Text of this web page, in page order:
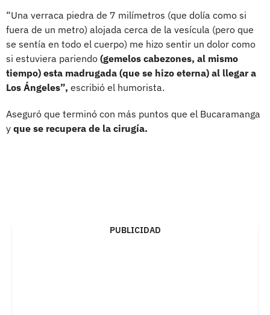
“Una verraca piedra de 7 milímetros (que dolía como si
fuera de un metro) alojada cerca de la vesícula (pero que
se sentía en todo el cuerpo) me hizo sentir un dolor como
si estuviera pariendo (gemelos cabezones, al mismo
tiempo) esta madrugada (que se hizo eterna) al llegar a
Los Ángeles”, escribió el humorista.
Aseguró que terminó con más puntos que el Bucaramanga
y que se recupera de la cirugía.
PUBLICIDAD